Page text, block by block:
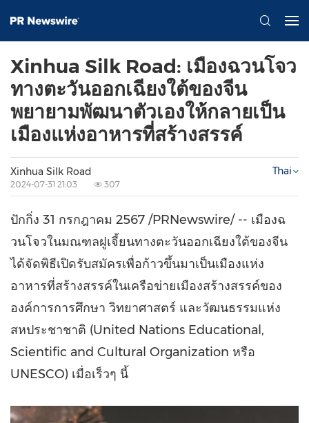
Xinhua Silk Road: เมืองฉวนโจว
ทางตะวันออกเฉียงใต้ของจีน
พยายามพัฒนาตัวเองให้กลายเป็น
เมืองแห่งอาหารที่สร้างสรรค์
Xinhua Silk Road
2024-07-31 21:03 307
Thai
ปักกิ่ง 31 กรกฎาคม 2567 /PRNewswire/ -- เมืองฉ
วนโจวในมณฑลฝูเจี้ยนทางตะวันออกเฉียงใต้ของจีน
ได้จัดพิธีเปิดรับสมัครเพื่อก้าวขึ้นมาเป็นเมืองแห่ง
อาหารที่สร้างสรรค์ในเครือข่ายเมืองสร้างสรรค์ของ
องค์การการศึกษา วิทยาศาสตร์ และวัฒนธรรมแห่ง
สหประชาชาติ (United Nations Educational,
Scientific and Cultural Organization หรือ
UNESCO) เมื่อเร็วๆ นี้